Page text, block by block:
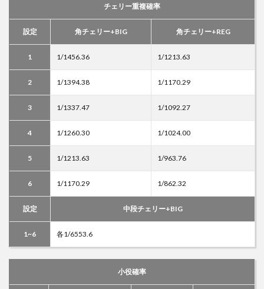
チェリー重複確率
設定 角チェリー+BIG 角チェリー+REG
1 1/1456.36 1/1213.63
2 1/1394.38 1/1170.29
3 1/1337.47 1/1092.27
4 1/1260.30 1/1024.00
5 1/1213.63 1/963.76
6 1/1170.29 1/862.32
設定 中段チェリー+BIG
1~6 各1/6553.6
小役確率